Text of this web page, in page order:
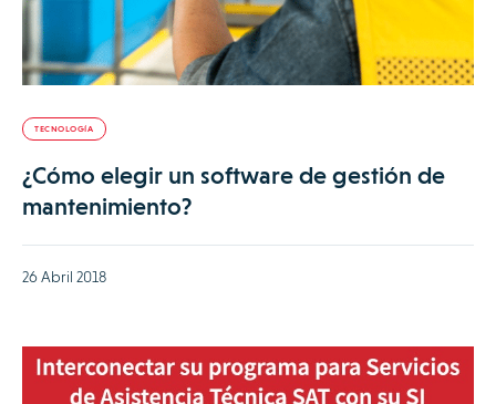
TECNOLOGÍA
¿Cómo elegir un software de gestión de
mantenimiento?
26 Abril 2018